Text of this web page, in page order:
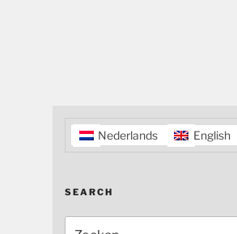
Nederlands English
SEARCH